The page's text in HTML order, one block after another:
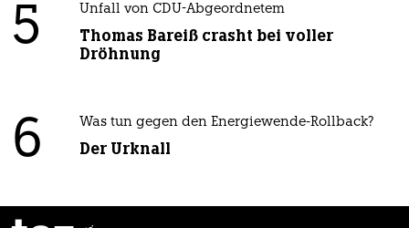
5 Unfall von CDU-Abgeordnetem
Thomas Bareiß crasht bei voller
Dröhnung
6 Was tun gegen den Energiewende-Rollback?
Der Urknall